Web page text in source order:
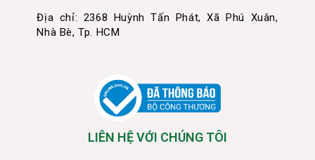
Địa chỉ: 2368 Huỳnh Tấn Phát, Xã Phú Xuân,
Nhà Bè, Tp. HCM
LIÊN HỆ VỚI CHÚNG TÔI